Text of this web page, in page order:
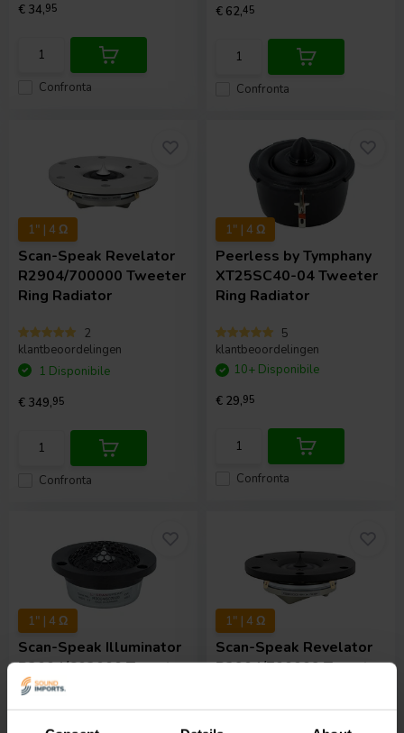
Confronta
€ 34,95
Confronta
€ 62,45
1" | 4 Ω
Scan-Speak Revelator
R2904/700000 Tweeter
Ring Radiator
2
klantbeoordelingen
Confronta
1 Disponibile
€ 349,95
1" | 4 Ω
Peerless by Tymphany
XT25SC40-04 Tweeter
Ring Radiator
5
klantbeoordelingen
Confronta
10+ Disponibile
€ 29,95
1" | 4 Ω
Scan-Speak Illuminator
R3004/602000 Tweeter
Ring Radiator
1" | 4 Ω
Scan-Speak Revelator
R2904/700009 Tweeter